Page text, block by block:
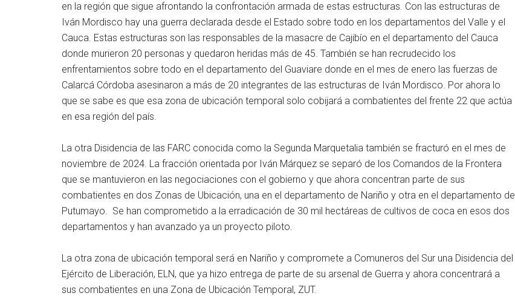
en la región que sigue afrontando la confrontación armada de estas estructuras. Con las estructuras de
Iván Mordisco hay una guerra declarada desde el Estado sobre todo en los departamentos del Valle y el
Cauca. Estas estructuras son las responsables de la masacre de Cajibío en el departamento del Cauca
donde murieron 20 personas y quedaron heridas más de 45. También se han recrudecido los
enfrentamientos sobre todo en el departamento del Guaviare donde en el mes de enero las fuerzas de
Calarcá Córdoba asesinaron a más de 20 integrantes de las estructuras de Iván Mordisco. Por ahora lo
que se sabe es que esa zona de ubicación temporal solo cobijará a combatientes del frente 22 que actúa
en esa región del país.
La otra Disidencia de las FARC conocida como la Segunda Marquetalia también se fracturó en el mes de
noviembre de 2024. La fracción orientada por Iván Márquez se separó de los Comandos de la Frontera
que se mantuvieron en las negociaciones con el gobierno y que ahora concentran parte de sus
combatientes en dos Zonas de Ubicación, una en el departamento de Nariño y otra en el departamento de
Putumayo. Se han comprometido a la erradicación de 30 mil hectáreas de cultivos de coca en esos dos
departamentos y han avanzado ya un proyecto piloto.
La otra zona de ubicación temporal será en Nariño y compromete a Comuneros del Sur una Disidencia del
Ejército de Liberación, ELN, que ya hizo entrega de parte de su arsenal de Guerra y ahora concentrará a
sus combatientes en una Zona de Ubicación Temporal, ZUT.